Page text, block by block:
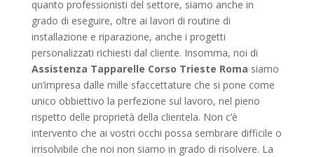
quanto professionisti del settore, siamo anche in
grado di eseguire, oltre ai lavori di routine di
installazione e riparazione, anche i progetti
personalizzati richiesti dal cliente. Insomma, noi di
Assistenza Tapparelle Corso Trieste Roma siamo
un’impresa dalle mille sfaccettature che si pone come
unico obbiettivo la perfezione sul lavoro, nel pieno
rispetto delle proprietà della clientela. Non c’è
intervento che ai vostri occhi possa sembrare difficile o
irrisolvibile che noi non siamo in grado di risolvere. La